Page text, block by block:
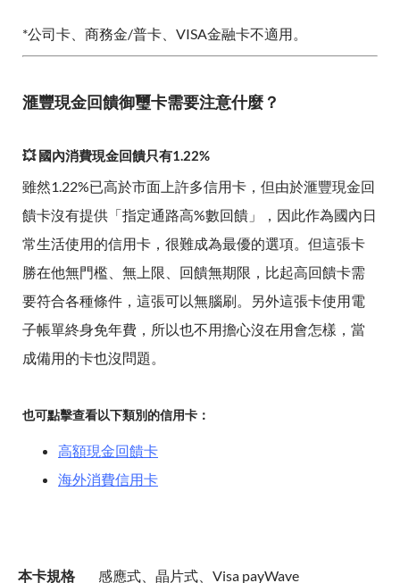
*公司卡、商務金/普卡、VISA金融卡不適用。
滙豐現金回饋御璽卡需要注意什麼？
💥 國內消費現金回饋只有1.22%
雖然1.22%已高於市面上許多信用卡，但由於滙豐現金回
饋卡沒有提供「指定通路高%數回饋」，因此作為國內日
常生活使用的信用卡，很難成為最優的選項。但這張卡
勝在他無門檻、無上限、回饋無期限，比起高回饋卡需
要符合各種條件，這張可以無腦刷。另外這張卡使用電
子帳單終身免年費，所以也不用擔心沒在用會怎樣，當
成備用的卡也沒問題。
也可點擊查看以下類別的信用卡：
高額現金回饋卡
海外消費信用卡
本卡規格 感應式、晶片式、Visa payWave